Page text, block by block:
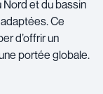
Nord et du bassin
Ce
d’offrir un
portée globale.